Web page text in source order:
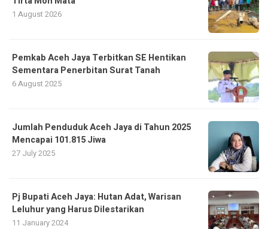
1 August 2026
Pemkab Aceh Jaya Terbitkan SE Hentikan
Sementara Penerbitan Surat Tanah
6 August 2025
Jumlah Penduduk Aceh Jaya di Tahun 2025
Mencapai 101.815 Jiwa
27 July 2025
Pj Bupati Aceh Jaya: Hutan Adat, Warisan
Leluhur yang Harus Dilestarikan
11 January 2024